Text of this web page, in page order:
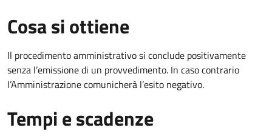
Cosa si ottiene
Il procedimento amministrativo si conclude positivamente
senza l’emissione di un provvedimento. In caso contrario
l’Amministrazione comunicherà l’esito negativo.
Tempi e scadenze